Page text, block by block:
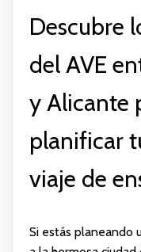
Descubre
del AVE
y Alicante
planificar
viaje de
Si estás planeando